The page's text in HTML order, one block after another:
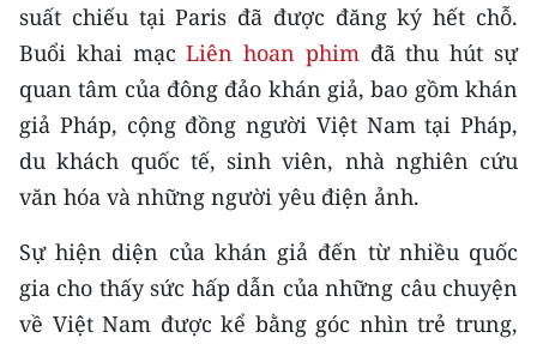
suất chiếu tại Paris đã được đăng ký hết chỗ.
Buổi khai mạcLiên hoan phimđã thu hút sự
quan tâm của đông đảo khán giả, bao gồm khán
giả Pháp, cộng đồng người Việt Nam tại Pháp,
du khách quốc tế, sinh viên, nhà nghiên cứu
văn hóa và những người yêu điện ảnh.
Sự hiện diện của khán giả đến từ nhiều quốc
gia cho thấy sức hấp dẫn của những câu chuyện
về Việt Nam được kể bằng góc nhìn trẻ trung,